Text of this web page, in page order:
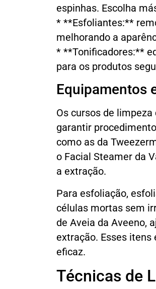
espinhas. Escolha
* **Esfoliantes:**
melhorando a
* **Tonificadores:**
para os produtos
Equipamentos
Os cursos de
garantir
como as da
o Facial Steamer da
a extração.
Para esfoliação,
células mortas sem
de Aveia da Aveeno,
extração. Esses
eficaz.
Técnicas de